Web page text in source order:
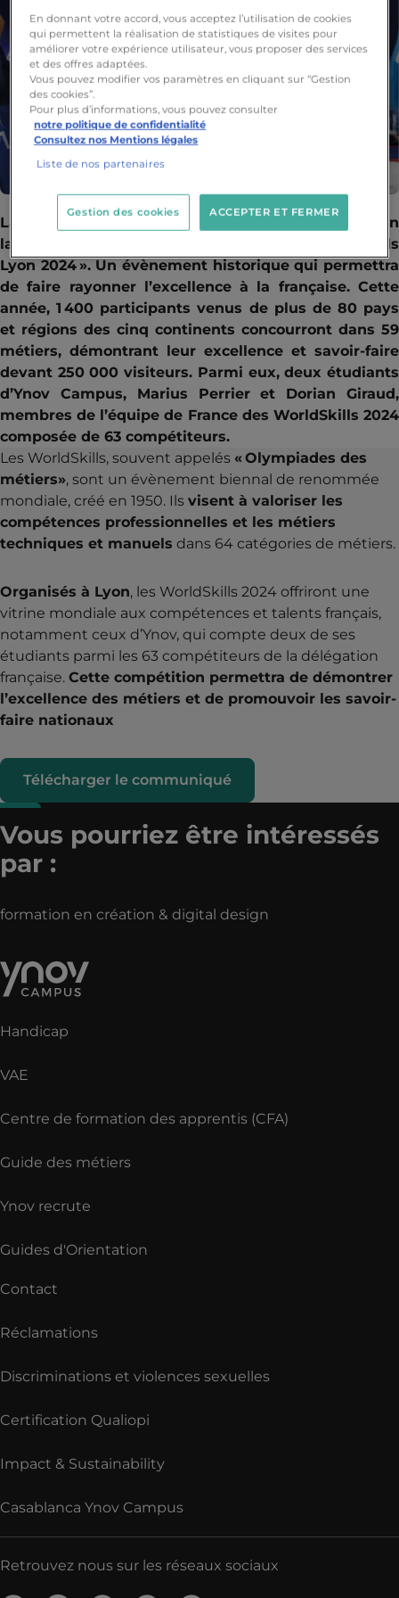
La France accueille du 10 au 15 septembre prochain
la compétition mondiale des métiers « WorldSkills
Lyon 2024 ». Un évènement historique qui permettra
de faire rayonner l’excellence à la française. Cette
année, 1 400 participants venus de plus de 80 pays
et régions des cinq continents concourront dans 59
métiers, démontrant leur excellence et savoir-faire
devant 250 000 visiteurs. Parmi eux, deux étudiants
d’Ynov Campus, Marius Perrier et Dorian Giraud,
membres de l’équipe de France des WorldSkills 2024
composée de 63 compétiteurs.
Les WorldSkills, souvent appelés « Olympiades des
métiers», sont un évènement biennal de renommée
mondiale, créé en 1950. Ils visent à valoriser les
compétences professionnelles et les métiers
techniques et manuels dans 64 catégories de métiers.
Organisés à Lyon, les WorldSkills 2024 offriront une
vitrine mondiale aux compétences et talents français,
notamment ceux d’Ynov, qui compte deux de ses
étudiants parmi les 63 compétiteurs de la délégation
française. Cette compétition permettra de démontrer
l’excellence des métiers et de promouvoir les savoir-
faire nationaux
Télécharger le communiqué
Vous pourriez être intéressés
par :
formation en création & digital design
Handicap
VAE
Centre de formation des apprentis (CFA)
Guide des métiers
Ynov recrute
Guides d'Orientation
Contact
Réclamations
Discriminations et violences sexuelles
Certification Qualiopi
Impact & Sustainability
Casablanca Ynov Campus
Retrouvez nous sur les réseaux sociaux
En donnant votre accord, vous acceptez l’utilisation de cookies
qui permettent la réalisation de statistiques de visites pour
améliorer votre expérience utilisateur, vous proposer des services
et des offres adaptées.
Vous pouvez modifier vos paramètres en cliquant sur “Gestion
des cookies”.
Pour plus d’informations, vous pouvez consulter
notre politique de confidentialité
Consultez nos Mentions légales
Liste de nos partenaires
ACCEPTER ET FERMER
Gestion des cookies